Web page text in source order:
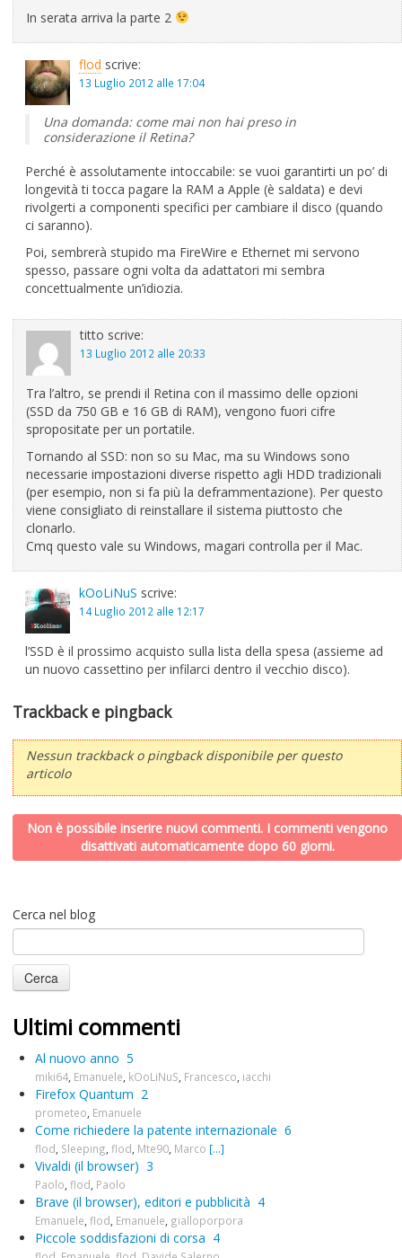
In serata arriva la parte 2
flod scrive:
13 Luglio 2012 alle 17:04
Una domanda: come mai non hai preso in
considerazione il Retina?
Perché è assolutamente intoccabile: se vuoi garantirti un po’ di
longevità ti tocca pagare la RAM a Apple (è saldata) e devi
rivolgerti a componenti specifici per cambiare il disco (quando
ci saranno).
Poi, sembrerà stupido ma FireWire e Ethernet mi servono
spesso, passare ogni volta da adattatori mi sembra
concettualmente un’idiozia.
titto scrive:
13 Luglio 2012 alle 20:33
Tra l’altro, se prendi il Retina con il massimo delle opzioni
(SSD da 750 GB e 16 GB di RAM), vengono fuori cifre
spropositate per un portatile.
Tornando al SSD: non so su Mac, ma su Windows sono
necessarie impostazioni diverse rispetto agli HDD tradizionali
(per esempio, non si fa più la deframmentazione). Per questo
viene consigliato di reinstallare il sistema piuttosto che
clonarlo.
Cmq questo vale su Windows, magari controlla per il Mac.
kOoLiNuS scrive:
14 Luglio 2012 alle 12:17
l’SSD è il prossimo acquisto sulla lista della spesa (assieme ad
un nuovo cassettino per infilarci dentro il vecchio disco).
Trackback e pingback
Nessun trackback o pingback disponibile per questo
articolo
Non è possibile inserire nuovi commenti. I commenti vengono
disattivati automaticamente dopo 60 giorni.
Cerca nel blog
Ultimi commenti
Al nuovo anno 5
miki64 Emanuele kOoLiNuS Francesco iacchi
Firefox Quantum 2
prometeo Emanuele
Come richiedere la patente internazionale 6
flod Sleeping flod Mte90 Marco [...]
Vivaldi (il browser) 3
Paolo flod Paolo
Brave (il browser), editori e pubblicità 4
Emanuele flod Emanuele gialloporpora
Piccole soddisfazioni di corsa 4